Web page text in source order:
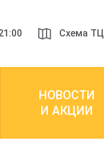
Схема ТЦ
НОВОСТИ
И АКЦИИ